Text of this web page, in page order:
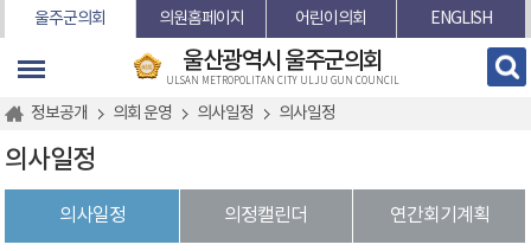
본문바로가기
울주군의회 의원홈페이지 어린이의회 ENGLISH
울산광역시 울주군의회
ULSAN METROPOLITAN CITY ULJU GUN COUNCIL
정보공개 의회 운영 의사일정 의사일정
의사일정
의사일정 의정캘린더 연간회기계획